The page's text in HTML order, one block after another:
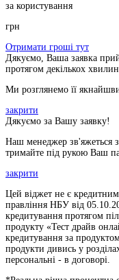
за користування
грн
Отримати гроші тут
Дякуємо, Ваша заявка
протягом декількох
Ми розглянемо її
закрити
Дякуємо за Вашу заявку!
Наш менеджер зв'яжеться
тримайте під рукою Ваш
закрити
Цей віджет не є
правління НБУ від
кредитування протягом
продукту «Тест драйв
кредитування за
продукти дивись у
персональні - в договорі.